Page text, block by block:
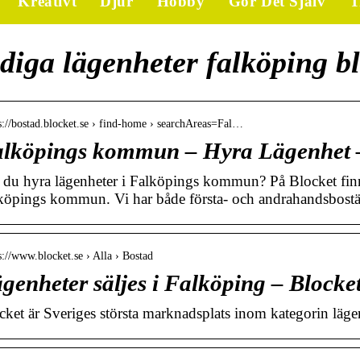
lägenheter falköping
bostad.blocket.se › find-home › searchAreas=Fal…
kommun – Hyra Lägenhet
hyra lägenheter i Falköpings kommun? På Blocket
kommun. Vi har både första- och
www.blocket.se › Alla › Bostad
säljes i Falköping –
är Sveriges största marknadsplats inom kategorin